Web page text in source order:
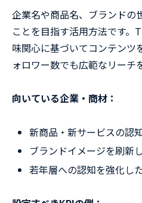
企業名や商品名、ブランドの
ことを目指す活用方法です
味関心に基づいてコンテンツ
ォロワー数でも広範なリーチ
向いている企業・商材：
新商品・新サービスの認
ブランドイメージを刷新
若年層への認知を強化し